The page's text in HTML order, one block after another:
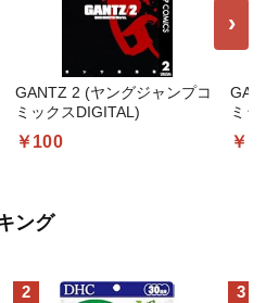
GANTZ 2 (ヤングジャンプコ
ミックスDIGITAL)
￥100
ミッ
￥
›
ング
2 3